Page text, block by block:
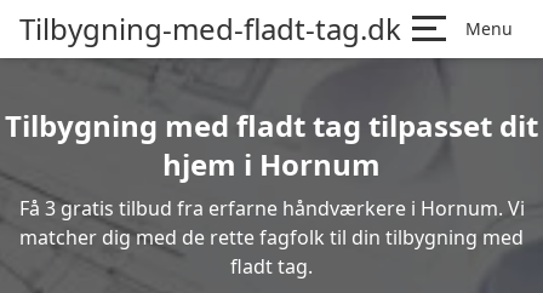
Tilbygning-med-fladt-tag.dk Menu
Tilbygning med fladt tag tilpasset dit
hjem i Hornum
Få 3 gratis tilbud fra erfarne håndværkere i Hornum. Vi
matcher dig med de rette fagfolk til din tilbygning med
fladt tag.